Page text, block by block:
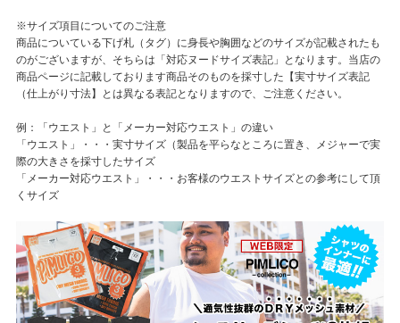
※サイズ項目についてのご注意
商品についている下げ札（タグ）に身長や胸囲などのサイズが記載されたも
のがございますが、そちらは「対応ヌードサイズ表記」となります。当店の
商品ページに記載しております商品そのものを採寸した【実寸サイズ表記
（仕上がり寸法】とは異なる表記となりますので、ご注意ください。
例：「ウエスト」と「メーカー対応ウエスト」の違い
「ウエスト」・・・実寸サイズ（製品を平らなところに置き、メジャーで実
際の大きさを採寸したサイズ
「メーカー対応ウエスト」・・・お客様のウエストサイズとの参考にして頂
くサイズ